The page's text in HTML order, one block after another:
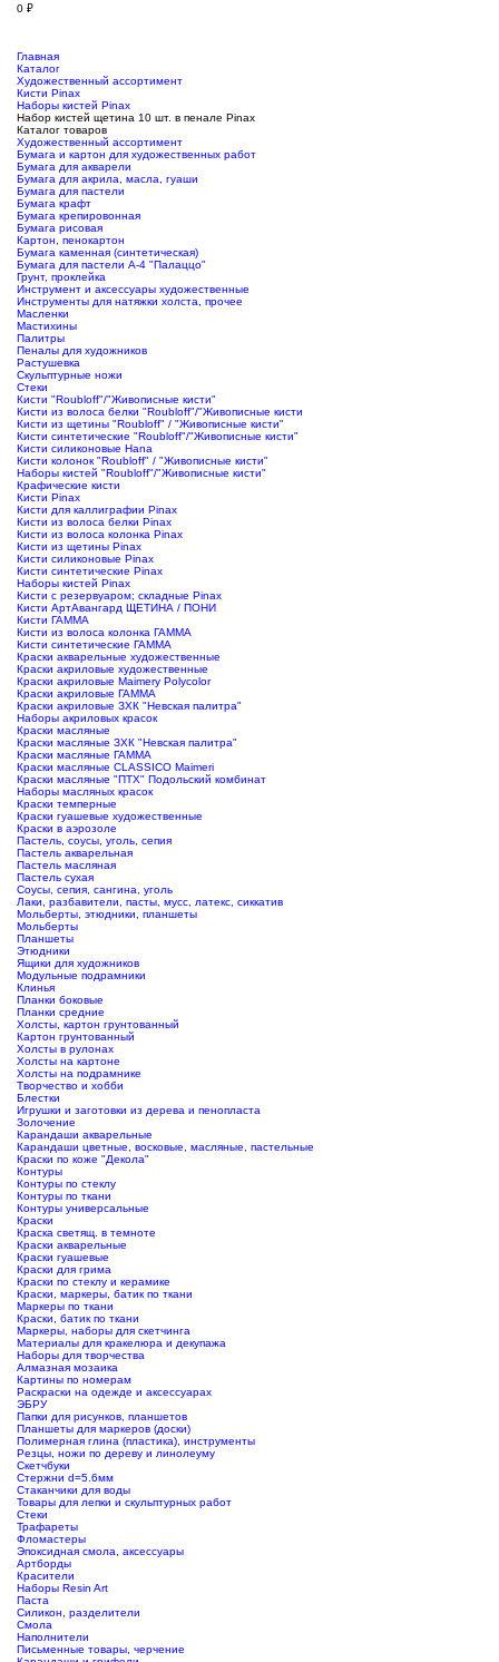
0 ₽
Главная
Каталог
Художественный ассортимент
Кисти Pinax
Наборы кистей Pinax
Набор кистей щетина 10 шт. в пенале Pinax
Каталог товаров
Художественный ассортимент
Бумага и картон для художественных работ
Бумага для акварели
Бумага для акрила, масла, гуаши
Бумага для пастели
Бумага крафт
Бумага крепировонная
Бумага рисовая
Картон, пенокартон
Бумага каменная (синтетическая)
Бумага для пастели А-4 "Палаццо"
Грунт, проклейка
Инструмент и аксессуары художественные
Инструменты для натяжки холста, прочее
Масленки
Мастихины
Палитры
Пеналы для художников
Растушевка
Скульптурные ножи
Стеки
Кисти "Roubloff"/"Живописные кисти"
Кисти из волоса белки "Roubloff"/"Живописные кисти
Кисти из щетины "Roubloff" / "Живописные кисти"
Кисти синтетические "Roubloff"/"Живописные кисти"
Кисти силиконовые Hana
Кисти колонок "Roubloff" / "Живописные кисти"
Наборы кистей "Roubloff"/"Живописные кисти"
Крафические кисти
Кисти Pinax
Кисти для каллиграфии Pinax
Кисти из волоса белки Pinax
Кисти из волоса колонка Pinax
Кисти из щетины Pinax
Кисти силиконовые Pinax
Кисти синтетические Pinax
Наборы кистей Pinax
Кисти с резервуаром; складные Pinax
Кисти АртАвангард ЩЕТИНА / ПОНИ
Кисти ГАММА
Кисти из волоса колонка ГАММА
Кисти синтетические ГАММА
Краски акварельные художественные
Краски акриловые художественные
Краски акриловые Maimery Polycolor
Краски акриловые ГАММА
Краски акриловые ЗХК "Невская палитра"
Наборы акриловых красок
Краски масляные
Краски масляные ЗХК "Невская палитра"
Краски масляные ГАММА
Краски масляные CLASSICO Maimeri
Краски масляные "ПТХ" Подольский комбинат
Наборы масляных красок
Краски темперные
Краски гуашевые художественные
Краски в аэрозоле
Пастель, соусы, уголь, сепия
Пастель акварельная
Пастель масляная
Пастель сухая
Соусы, сепия, сангина, уголь
Лаки, разбавители, пасты, мусс, латекс, сиккатив
Мольберты, этюдники, планшеты
Мольберты
Планшеты
Этюдники
Ящики для художников
Модульные подрамники
Клинья
Планки боковые
Планки средние
Холсты, картон грунтованный
Картон грунтованный
Холсты в рулонах
Холсты на картоне
Холсты на подрамнике
Творчество и хобби
Блестки
Игрушки и заготовки из дерева и пенопласта
Золочение
Карандаши акварельные
Карандаши цветные, восковые, масляные, пастельные
Краски по коже "Декола"
Контуры
Контуры по стеклу
Контуры по ткани
Контуры универсальные
Краски
Краска светящ. в темноте
Краски акварельные
Краски гуашевые
Краски для грима
Краски по стеклу и керамике
Краски, маркеры, батик по ткани
Маркеры по ткани
Краски, батик по ткани
Маркеры, наборы для скетчинга
Материалы для кракелюра и декупажа
Наборы для творчества
Алмазная мозаика
Картины по номерам
Раскраски на одежде и аксессуарах
ЭБРУ
Папки для рисунков, планшетов
Планшеты для маркеров (доски)
Полимерная глина (пластика), инструменты
Резцы, ножи по дереву и линолеуму
Скетчбуки
Стержни d=5.6мм
Стаканчики для воды
Товары для лепки и скульптурных работ
Стеки
Трафареты
Фломастеры
Эпоксидная смола, аксессуары
Артборды
Красители
Наборы Resin Art
Паста
Силикон, разделители
Смола
Наполнители
Письменные товары, черчение